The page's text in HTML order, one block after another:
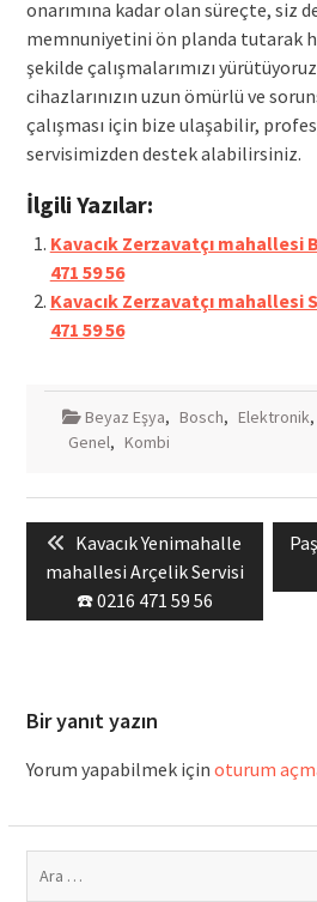
onarımına kadar olan süreçte, siz
memnuniyetini ön planda tutarak
şekilde çalışmalarımızı
cihazlarınızın uzun ömürlü ve
çalışması için bize ulaşabilir,
servisimizden destek alabilirsiniz.
İlgili Yazılar:
Kavacık Zerzavatçı mahallesi
471 59 56
Kavacık Zerzavatçı mahallesi
471 59 56
Beyaz Eşya, Bosch, Elektronik,
Genel, Kombi
gezinmesi
Previous
post:
Kavacık Yenimahalle
mahallesi Arçelik Servisi
☎️ 0216 471 59 56
Bir yanıt yazın
Yorum yapabilmek için oturum